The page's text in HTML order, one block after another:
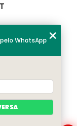
WhatsApp